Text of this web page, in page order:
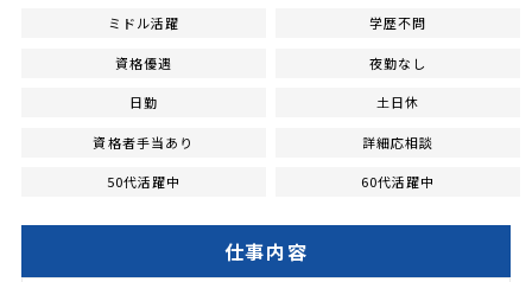
ミドル活躍 学歴不問
資格優遇 夜勤なし
日勤 土日休
資格者手当あり 詳細応相談
50代活躍中 60代活躍中
仕事内容